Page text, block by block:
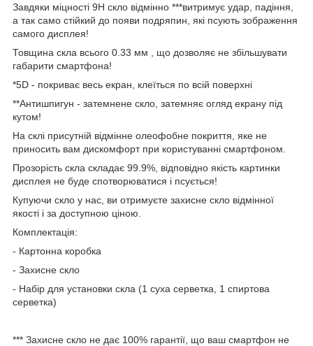
Завдяки міцності 9Н скло відмінно ***витримує удар, падіння,
а так само стійкий до появи подряпин, які псують зображення
самого дисплея!
Товщина скла всього 0.33 мм , що дозволяє не збільшувати
габарити смартфона!
*5D - покриває весь екран, клеїться по всій поверхні
**Антишпигун - затемнене скло, затемняє огляд екрану під
кутом!
На склі присутній відмінне олеофобне покриття, яке не
приносить вам дискомфорт при користуванні смартфоном.
Прозорість скла складає 99.9%, відповідно якість картинки
дисплея не буде спотворюватися і псується!
Купуючи скло у нас, ви отримуєте захисне скло відмінної
якості і за доступною ціною.
Комплектація:
- Картонна коробка
- Захисне скло
- Набір для установки скла (1 суха серветка, 1 спиртова
серветка)
*** Захисне скло не дає 100% гарантії, що ваш смартфон не